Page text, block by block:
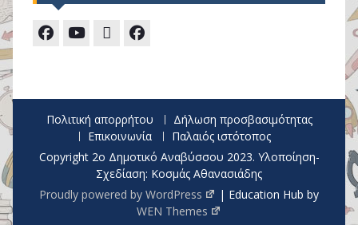
Πολιτική απορρήτου
Δήλωση προσβασιμότητας
Επικοινωνία
Παλαιός ιστότοπος
Copyright 2ο Δημοτικό Αναβύσσου 2023. Υλοποίηση-
Σχεδίαση: Κοσμάς Αθανασιάδης
Proudly powered by WordPress
| Education Hub by
WEN Themes